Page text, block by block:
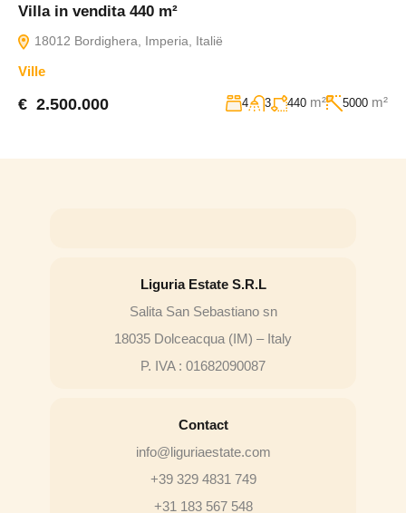
Villa in vendita 440 m²
18012 Bordighera, Imperia, Italië
Ville
€ 2.500.000 4 3 440 m² 5000 m²
Liguria Estate S.R.L
Salita San Sebastiano sn
18035 Dolceacqua (IM) – Italy
P. IVA : 01682090087
Contact
info@liguriaestate.com
+39 329 4831 749
+31 183 567 548